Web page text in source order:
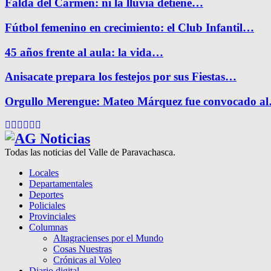
Falda del Carmen: ni la lluvia detiene…
Fútbol femenino en crecimiento: el Club Infantil…
45 años frente al aula: la vida…
Anisacate prepara los festejos por sus Fiestas…
Orgullo Merengue: Mateo Márquez fue convocado
Facebook
Twitter
Instagram
Pinterest
Google
Todas las noticias del Valle de Paravachasca.
Locales
Departamentales
Deportes
Policiales
Provinciales
Columnas
Altagracienses por el Mundo
Cosas Nuestras
Crónicas al Voleo